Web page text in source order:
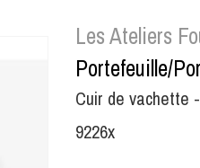
Les Ateliers
Portefeuille/
Cuir de vachette
9226x